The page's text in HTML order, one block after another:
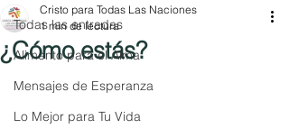
Todas las entradas
Alimento para el Alma
Mensajes de Esperanza
Lo Mejor para Tu Vida
¿Cómo estás?
Cristo para Todas Las Naciones
1 min de lectura